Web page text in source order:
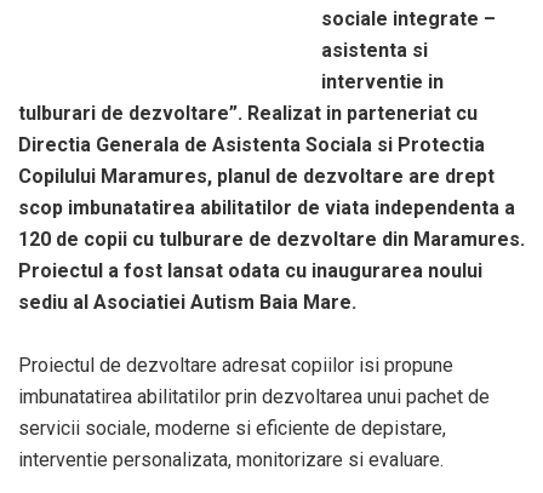
sociale integrate –
asistenta si
interventie in
tulburari de dezvoltare”. Realizat in parteneriat cu
Directia Generala de Asistenta Sociala si Protectia
Copilului Maramures, planul de dezvoltare are drept
scop imbunatatirea abilitatilor de viata independenta a
120 de copii cu tulburare de dezvoltare din Maramures.
Proiectul a fost lansat odata cu inaugurarea noului
sediu al Asociatiei Autism Baia Mare.
Proiectul de dezvoltare adresat copiilor isi propune
imbunatatirea abilitatilor prin dezvoltarea unui pachet de
servicii sociale, moderne si eficiente de depistare,
interventie personalizata, monitorizare si evaluare.